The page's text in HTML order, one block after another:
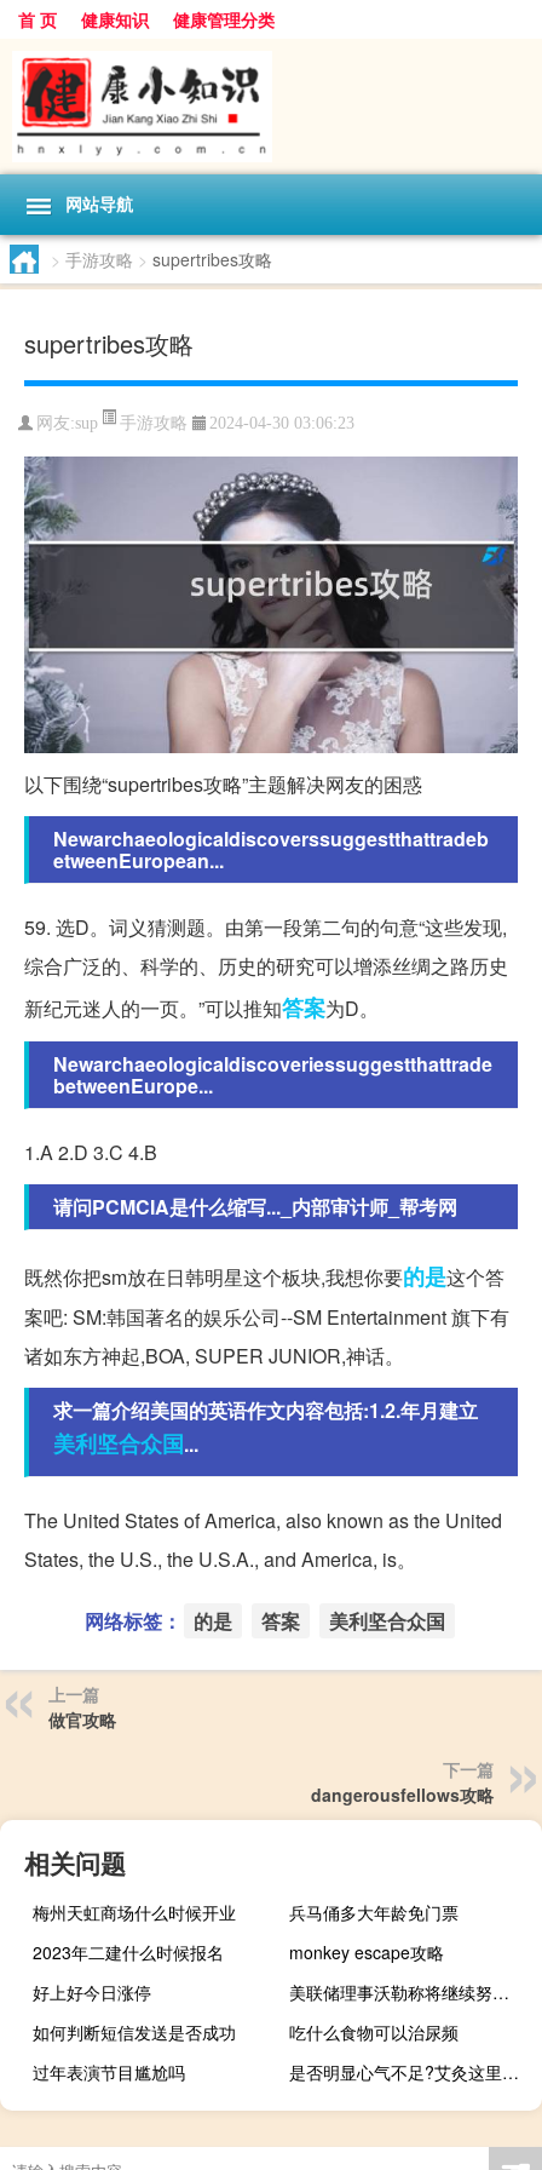
首 页 健康知识 健康管理分类
网站导航
> 手游攻略 > supertribes攻略
supertribes攻略
网友:sup 手游攻略 2024-04-30 03:06:23
以下围绕“supertribes攻略”主题解决网友的困惑
Newarchaeologicaldiscoverssuggestthattradeb
etweenEuropean...
59. 选D。词义猜测题。由第一段第二句的句意“这些发现,
综合广泛的、科学的、历史的研究可以增添丝绸之路历史
新纪元迷人的一页。”可以推知答案为D。
Newarchaeologicaldiscoveriessuggestthattrade
betweenEurope...
1.A 2.D 3.C 4.B
请问PCMCIA是什么缩写..._内部审计师_帮考网
既然你把sm放在日韩明星这个板块,我想你要的是这个答
案吧: SM:韩国著名的娱乐公司--SM Entertainment 旗下有
诸如东方神起,BOA, SUPER JUNIOR,神话。
求一篇介绍美国的英语作文内容包括:1.2.年月建立
美利坚合众国...
The United States of America, also known as the United
States, the U.S., the U.S.A., and America, is。
网络标签： 的是 答案 美利坚合众国
上一篇
做官攻略
下一篇
dangerousfellows攻略
相关问题
梅州天虹商场什么时候开业
兵马俑多大年龄免门票
2023年二建什么时候报名
monkey escape攻略
好上好今日涨停
美联储理事沃勒称将继续努力降低通胀借鉴“泰勒规则”非常有用
如何判断短信发送是否成功
吃什么食物可以治尿频
过年表演节目尴尬吗
是否明显心气不足?艾灸这里就管用!缓解心气虚